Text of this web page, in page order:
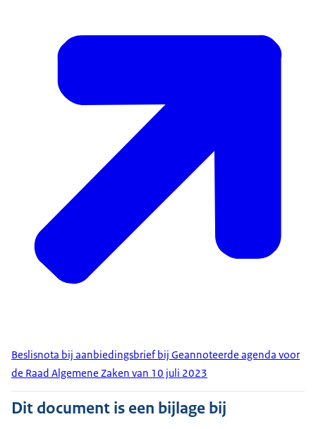
Beslisnota bij aanbiedingsbrief bij Geannoteerde agenda voor
de Raad Algemene Zaken van 10 juli 2023
Dit document is een bijlage bij